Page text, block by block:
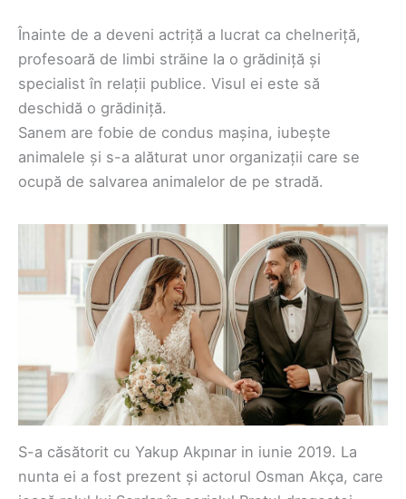
Înainte de a deveni actriță a lucrat ca chelneriță,
profesoară de limbi străine la o grădiniță și
specialist în relații publice. Visul ei este să
deschidă o grădiniță.
Sanem are fobie de condus mașina, iubește
animalele și s-a alăturat unor organizații care se
ocupă de salvarea animalelor de pe stradă.
S-a căsătorit cu Yakup Akpınar in iunie 2019. La
nunta ei a fost prezent și actorul Osman Akça, care